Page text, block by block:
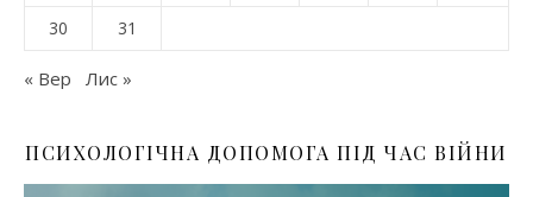
30
31
« Вер Лис »
ПСИХОЛОГІЧНА ДОПОМОГА ПІД ЧАС ВІЙНИ